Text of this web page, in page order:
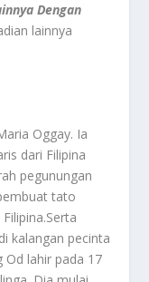
Dengan
lainnya
Oggay. Ia
dari Filipina
pegunungan
tato
kalangan pecinta
Od lahir pada 17